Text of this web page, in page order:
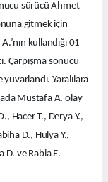
sürücü Ahmet
gitmek için
kullandığı 01
Çarpışma sonucu
Yaralılara
Mustafa A. olay
Hacer T., Derya Y.,
D., Hülya Y.,
D. ve Rabia E.